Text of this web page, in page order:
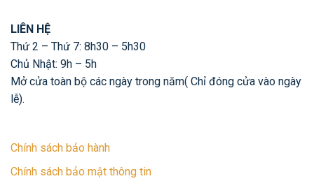
LIÊN HỆ
Thứ 2 – Thứ 7: 8h30 – 5h30
Chủ Nhật: 9h – 5h
Mở cửa toàn bộ các ngày trong năm( Chỉ đóng cửa vào ngày
lễ).
Chính sách bảo hành
Chính sách bảo mật thông tin